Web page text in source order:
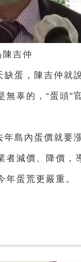
陳吉仲
蛋，陳吉仲就
辜的，“蛋頭”
島內蛋價就要
減價、降價，
蛋荒更嚴重。